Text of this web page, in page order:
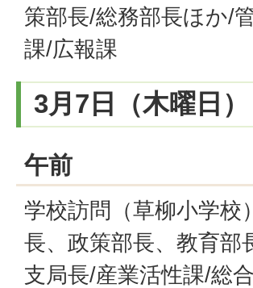
策部長/総務部長ほか/
課/広報課
3月7日（木曜日）
午前
学校訪問（草柳小学校
長、政策部長、教育部
支局長/産業活性課/総